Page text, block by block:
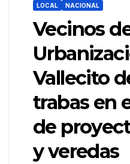
LOCAL NACIONAL
Vecinos
Vallecito
trabas en
de
y veredas